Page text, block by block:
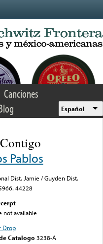
Canciones
Español
Pablos
Dist. Jamie / Guyden Dist.
44228
not available
Drop
Catalogo 3238-A